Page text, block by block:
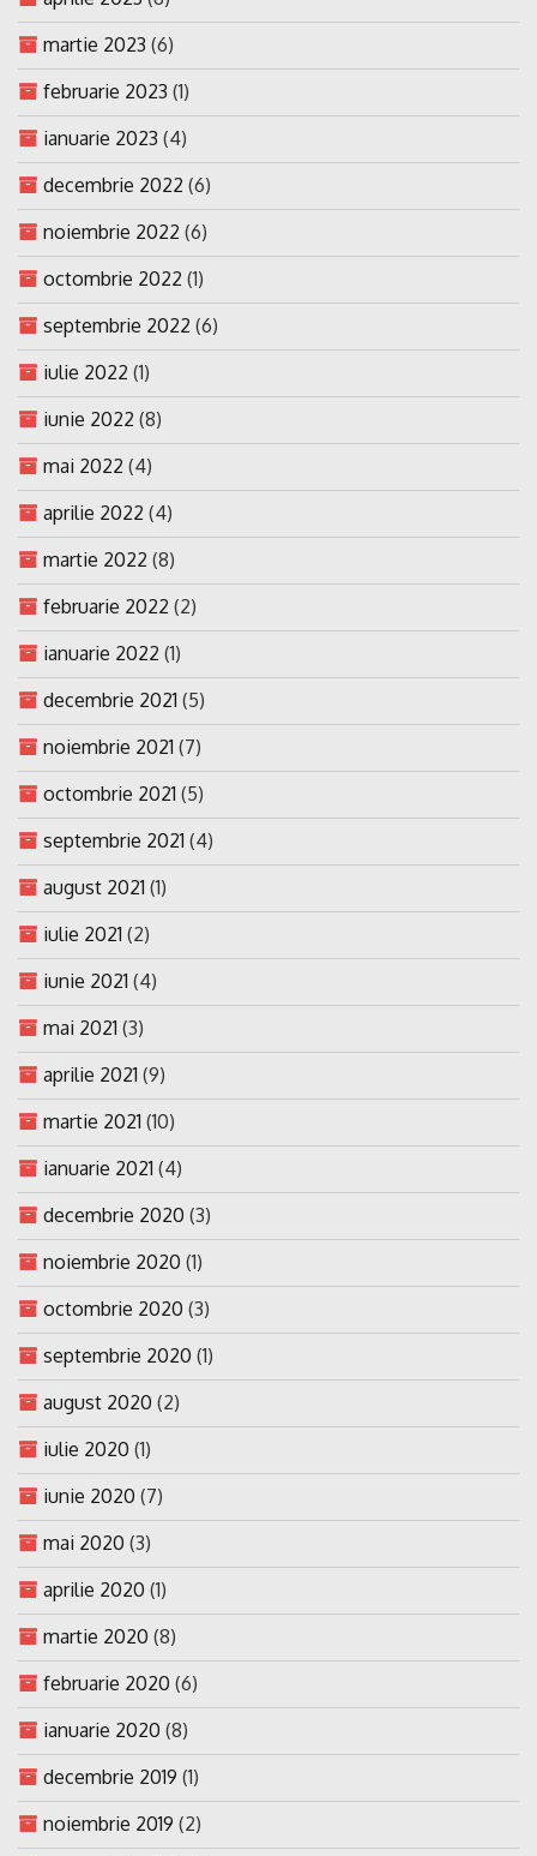
martie 2023 (6)
februarie 2023 (1)
ianuarie 2023 (4)
decembrie 2022 (6)
noiembrie 2022 (6)
octombrie 2022 (1)
septembrie 2022 (6)
iulie 2022 (1)
iunie 2022 (8)
mai 2022 (4)
aprilie 2022 (4)
martie 2022 (8)
februarie 2022 (2)
ianuarie 2022 (1)
decembrie 2021 (5)
noiembrie 2021 (7)
octombrie 2021 (5)
septembrie 2021 (4)
august 2021 (1)
iulie 2021 (2)
iunie 2021 (4)
mai 2021 (3)
aprilie 2021 (9)
martie 2021 (10)
ianuarie 2021 (4)
decembrie 2020 (3)
noiembrie 2020 (1)
octombrie 2020 (3)
septembrie 2020 (1)
august 2020 (2)
iulie 2020 (1)
iunie 2020 (7)
mai 2020 (3)
aprilie 2020 (1)
martie 2020 (8)
februarie 2020 (6)
ianuarie 2020 (8)
decembrie 2019 (1)
noiembrie 2019 (2)